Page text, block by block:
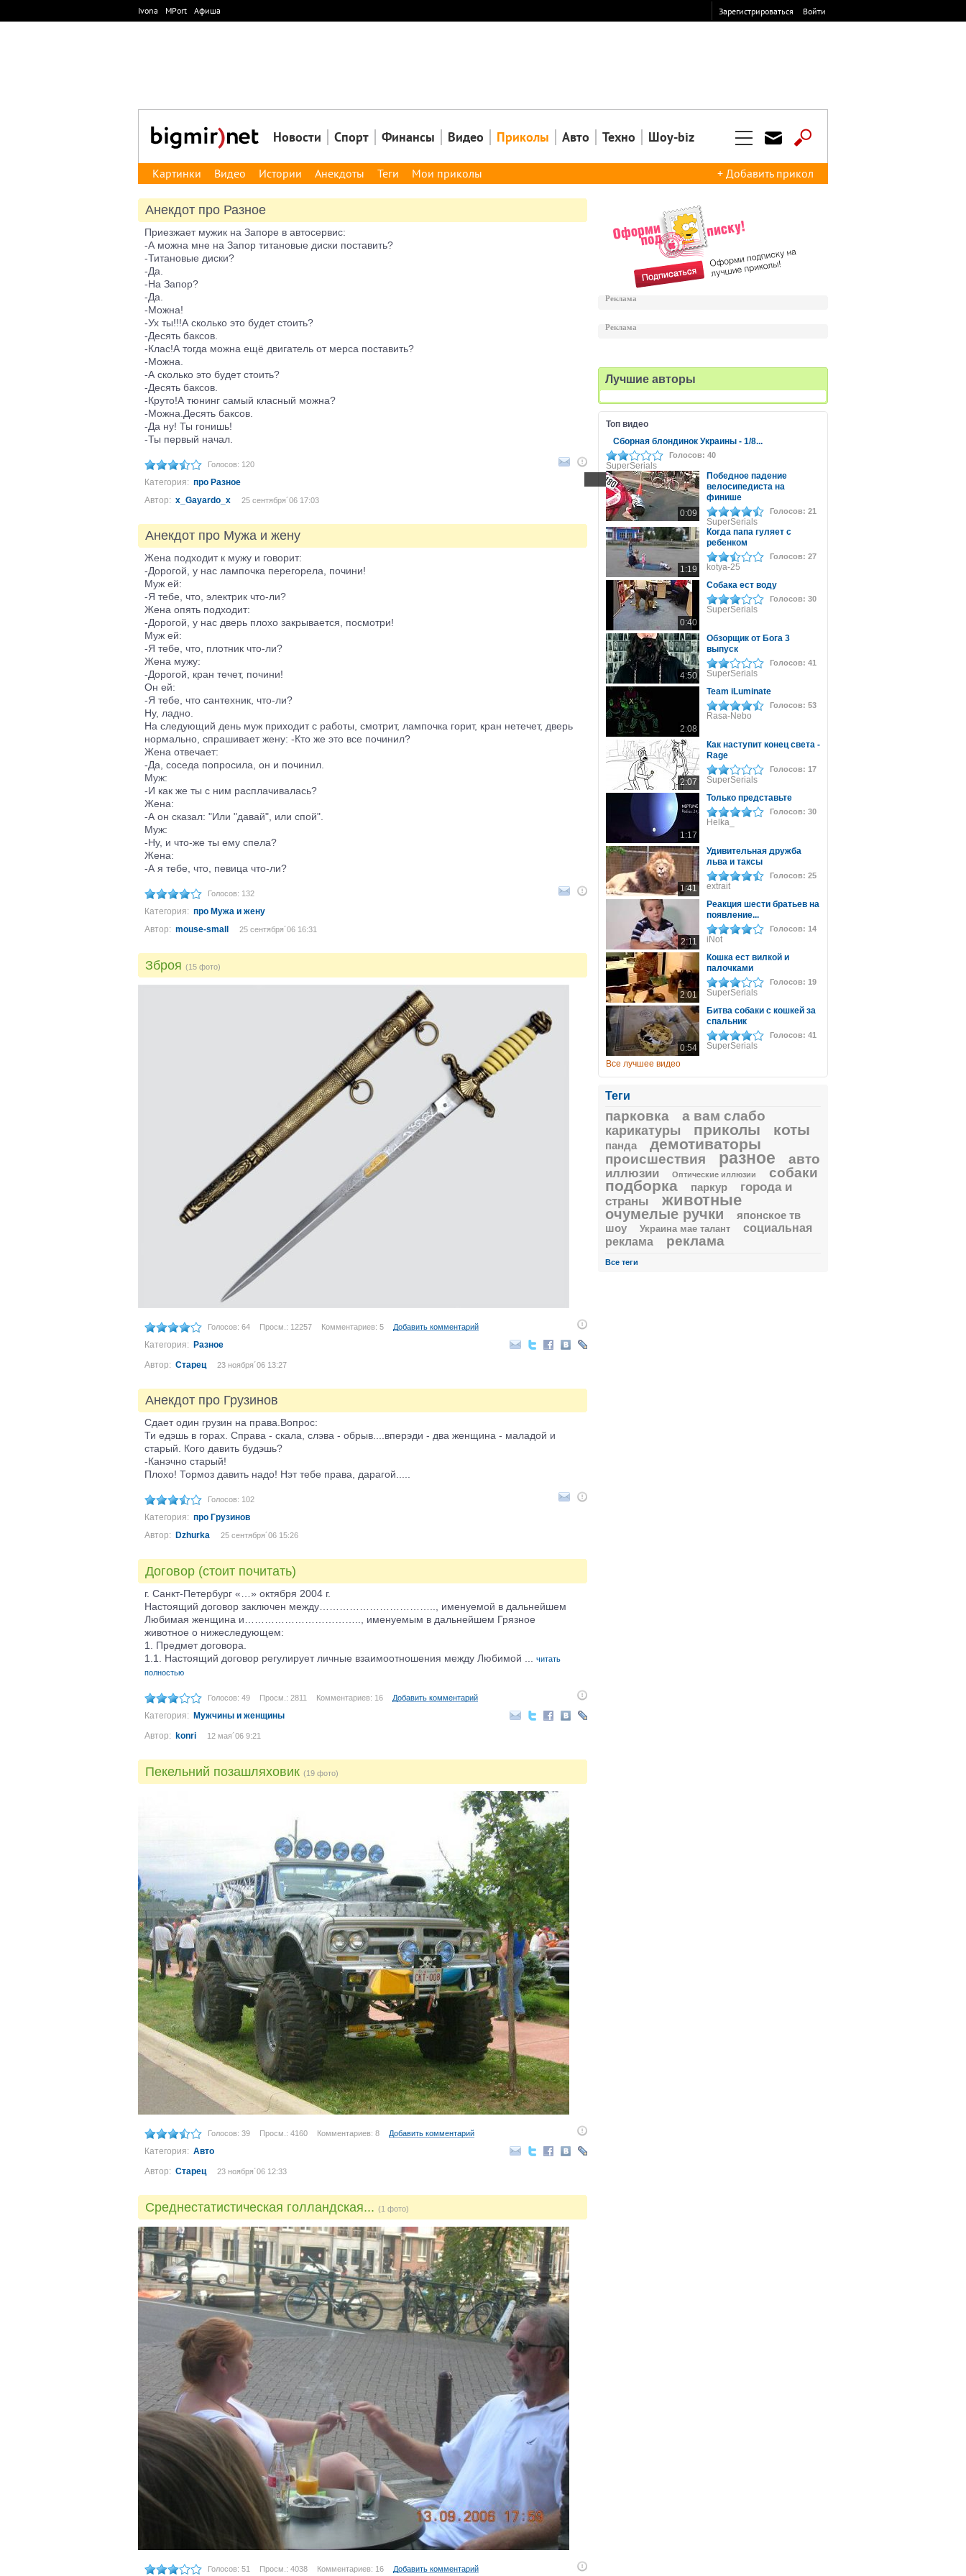
Закрыть
Ivona MPort Афиша Зарегистрироваться Войти
Новости Спорт Финансы Видео Приколы Авто Техно Шоу-biz
Картинки Видео Истории Анекдоты Теги Мои приколы + Добавить прикол
Анекдот про Разное
Приезжает мужик на Запоре в автосервис:
-А можна мне на Запор титановые диски поставить?
-Титановые диски?
-Да.
-На Запор?
-Да.
-Можна!
-Ух ты!!!А сколько это будет стоить?
-Десять баксов.
-Клас!А тогда можна ещё двигатель от мерса поставить?
-Можна.
-А сколько это будет стоить?
-Десять баксов.
-Круто!А тюнинг самый класный можна?
-Можна.Десять баксов.
-Да ну! Ты гонишь!
-Ты первый начал.
Голосов: 120
Категория: про Разное
Автор: x_Gayardo_x 25 сентября´06 17:03
Анекдот про Мужа и жену
Жена подходит к мужу и говорит:
-Дорогой, у нас лампочка перегорела, почини!
Муж ей:
-Я тебе, что, электрик что-ли?
Жена опять подходит:
-Дорогой, у нас дверь плохо закрывается, посмотри!
Муж ей:
-Я тебе, что, плотник что-ли?
Жена мужу:
-Дорогой, кран течет, почини!
Он ей:
-Я тебе, что сантехник, что-ли?
Ну, ладно.
На следующий день муж приходит с работы, смотрит, лампочка горит, кран нетечет, дверь
нормально, спрашивает жену: -Кто же это все починил?
Жена отвечает:
-Да, соседа попросила, он и починил.
Муж:
-И как же ты с ним расплачивалась?
Жена:
-А он сказал: "Или "давай", или спой".
Муж:
-Ну, и что-же ты ему спела?
Жена:
-А я тебе, что, певица что-ли?
Голосов: 132
Категория: про Мужа и жену
Автор: mouse-small 25 сентября´06 16:31
Зброя (15 фото)
Голосов: 64 Просм.: 12257 Комментариев: 5 Добавить комментарий
Категория: Разное
Автор: Старец 23 ноября´06 13:27
Анекдот про Грузинов
Сдает один грузин на права.Вопрос:
Ти едэшь в горах. Справа - скала, слэва - обрыв....вперэди - два женщина - маладой и
старый. Кого давить будэшь?
-Канэчно старый!
Плохо! Тормоз давить надо! Нэт тебе права, дарагой.....
Голосов: 102
Категория: про Грузинов
Автор: Dzhurka 25 сентября´06 15:26
Договор (стоит почитать)
г. Санкт-Петербург «…» октября 2004 г.
Настоящий договор заключен между…………………………….., именуемой в дальнейшем
Любимая женщина и…………………………….., именуемым в дальнейшем Грязное
животное о нижеследующем:
1. Предмет договора.
1.1. Настоящий договор регулирует личные взаимоотношения между Любимой ...
читать
полностью
Голосов: 49 Просм.: 2811 Комментариев: 16 Добавить комментарий
Категория: Мужчины и женщины
Автор: konri 12 мая´06 9:21
Пекельний позашляховик (19 фото)
Голосов: 39 Просм.: 4160 Комментариев: 8 Добавить комментарий
Категория: Авто
Автор: Старец 23 ноября´06 12:33
Среднестатистическая голландская... (1 фото)
Голосов: 51 Просм.: 4038 Комментариев: 16 Добавить комментарий
Реклама
Реклама
Лучшие авторы
Топ видео
Сборная блондинок Украины - 1/8...
Голосов: 40
SuperSerials
0:09
Победное падение
велосипедиста на
финише
Голосов: 21
SuperSerials
1:19
Когда папа гуляет с
ребенком
Голосов: 27
kotya-25
0:40
Собака ест воду
Голосов: 30
SuperSerials
4:50
Обзорщик от Бога 3
выпуск
Голосов: 41
SuperSerials
2:08
Team iLuminate
Голосов: 53
Rasa-Nebo
2:07
Как наступит конец света -
Rage
Голосов: 17
SuperSerials
1:17
Только представьте
Голосов: 30
Helka_
1:41
Удивительная дружба
льва и таксы
Голосов: 25
extrait
2:11
Реакция шести братьев на
появление...
Голосов: 14
iNot
2:01
Кошка ест вилкой и
палочками
Голосов: 19
SuperSerials
0:54
Битва собаки с кошкей за
спальник
Голосов: 41
SuperSerials
Все лучшее видео
Теги
парковка а вам слабо
карикатуры приколы коты
панда демотиваторы
происшествия разное авто
иллюзии Оптические иллюзии собаки
подборка паркур
города и
страны
животные
очумелые ручки
японское тв
шоу
Украина мае талант
социальная
реклама
реклама
Все теги